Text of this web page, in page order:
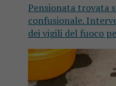
Pensionata trovata
confusionale.
dei vigili del fuoco